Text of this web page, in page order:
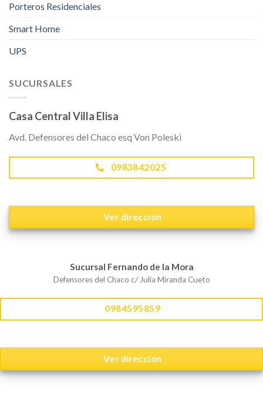
Porteros Residenciales
Smart Home
UPS
SUCURSALES
Casa Central Villa Elisa
Avd. Defensores del Chaco esq Von Poleski
0983842025
Ver dirección
Sucursal Fernando de la Mora
Defensores del Chaco c/ Julia Miranda Cueto
0984595859
Ver dirección